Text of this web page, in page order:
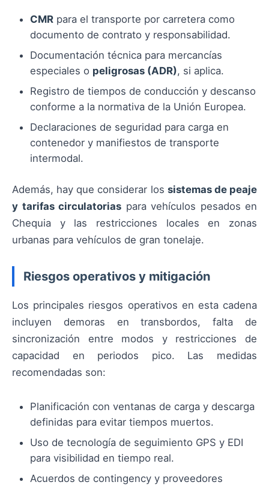
CMR para el transporte por carretera como
documento de contrato y responsabilidad.
Documentación técnica para mercancías
especiales o peligrosas (ADR), si aplica.
Registro de tiempos de conducción y descanso
conforme a la normativa de la Unión Europea.
Declaraciones de seguridad para carga en
contenedor y manifiestos de transporte
intermodal.
Además, hay que considerar los sistemas de peaje
y tarifas circulatorias para vehículos pesados en
Chequia y las restricciones locales en zonas
urbanas para vehículos de gran tonelaje.
Riesgos operativos y mitigación
Los principales riesgos operativos en esta cadena
incluyen demoras en transbordos, falta de
sincronización entre modos y restricciones de
capacidad en periodos pico. Las medidas
recomendadas son:
Planificación con ventanas de carga y descarga
definidas para evitar tiempos muertos.
Uso de tecnología de seguimiento GPS y EDI
para visibilidad en tiempo real.
Acuerdos de contingency y proveedores